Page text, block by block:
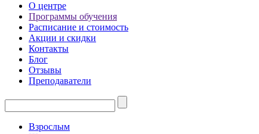
О центре
Программы обучения
Расписание и стоимость
Акции и скидки
Контакты
Блог
Отзывы
Преподаватели
Взрослым